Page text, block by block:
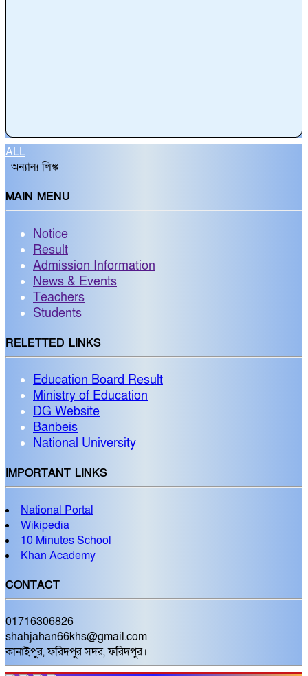
ALL
অন্যান্য লিঙ্ক
MAIN MENU
Notice
Result
Admission Information
News & Events
Teachers
Students
RELETTED LINKS
Education Board Result
Ministry of Education
DG Website
Banbeis
National University
IMPORTANT LINKS
National Portal
Wikipedia
10 Minutes School
Khan Academy
CONTACT
01716306826
shahjahan66khs@gmail.com
কানাইপুর, ফরিদপুর সদর, ফরিদপুর।